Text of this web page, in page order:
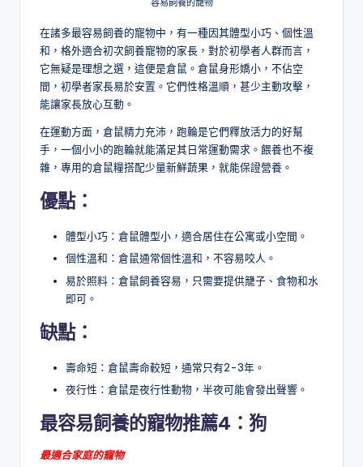
容易飼養的寵物
在諸多最容易飼養的寵物中，有一種因其體型小巧、個性溫
和，格外適合初次飼養寵物的家長，對於初學者人群而言，
它無疑是理想之選，這便是倉鼠。倉鼠身形嬌小，不佔空
間，初學者家長易於安置。它們性格溫順，甚少主動攻擊，
能讓家長放心互動。
在運動方面，倉鼠精力充沛，跑輪是它們釋放活力的好幫
手，一個小小的跑輪就能滿足其日常運動需求。餵養也不複
雜，專用的倉鼠糧搭配少量新鮮蔬果，就能保證營養。
優點：
體型小巧：倉鼠體型小，適合居住在公寓或小空間。
個性溫和：倉鼠通常個性溫和，不容易咬人。
易於照料：倉鼠飼養容易，只需要提供籠子、食物和水
即可。
缺點：
壽命短：倉鼠壽命較短，通常只有2-3年。
夜行性：倉鼠是夜行性動物，半夜可能會發出聲響。
最容易飼養的寵物推薦4 ： 狗
最適合家庭的寵物